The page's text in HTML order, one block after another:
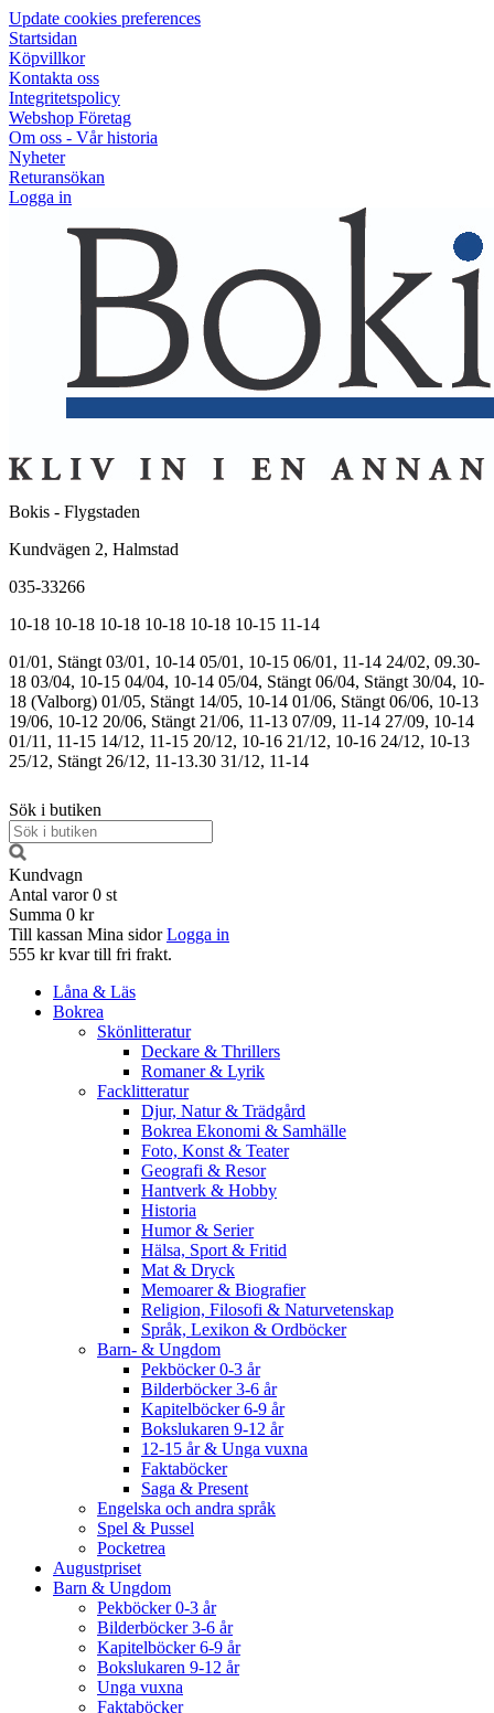
Update cookies preferences
Startsidan
Köpvillkor
Kontakta oss
Integritetspolicy
Webshop Företag
Om oss - Vår historia
Nyheter
Returansökan
Logga in
Bokis - Flygstaden
Kundvägen 2, Halmstad
035-33266
10-18 10-18 10-18 10-18 10-18 10-15 11-14
01/01, Stängt 03/01, 10-14 05/01, 10-15 06/01, 11-14 24/02, 09.30-
18 03/04, 10-15 04/04, 10-14 05/04, Stängt 06/04, Stängt 30/04, 10-
18 (Valborg) 01/05, Stängt 14/05, 10-14 01/06, Stängt 06/06, 10-13
19/06, 10-12 20/06, Stängt 21/06, 11-13 07/09, 11-14 27/09, 10-14
01/11, 11-15 14/12, 11-15 20/12, 10-16 21/12, 10-16 24/12, 10-13
25/12, Stängt 26/12, 11-13.30 31/12, 11-14
Sök i butiken
Kundvagn
Antal varor 0 st
Summa 0 kr
Till kassan Mina sidor Logga in
555 kr kvar till fri frakt.
Låna & Läs
Bokrea
Skönlitteratur
Deckare & Thrillers
Romaner & Lyrik
Facklitteratur
Djur, Natur & Trädgård
Bokrea Ekonomi & Samhälle
Foto, Konst & Teater
Geografi & Resor
Hantverk & Hobby
Historia
Humor & Serier
Hälsa, Sport & Fritid
Mat & Dryck
Memoarer & Biografier
Religion, Filosofi & Naturvetenskap
Språk, Lexikon & Ordböcker
Barn- & Ungdom
Pekböcker 0-3 år
Bilderböcker 3-6 år
Kapitelböcker 6-9 år
Bokslukaren 9-12 år
12-15 år & Unga vuxna
Faktaböcker
Saga & Present
Engelska och andra språk
Spel & Pussel
Pocketrea
Augustpriset
Barn & Ungdom
Pekböcker 0-3 år
Bilderböcker 3-6 år
Kapitelböcker 6-9 år
Bokslukaren 9-12 år
Unga vuxna
Faktaböcker